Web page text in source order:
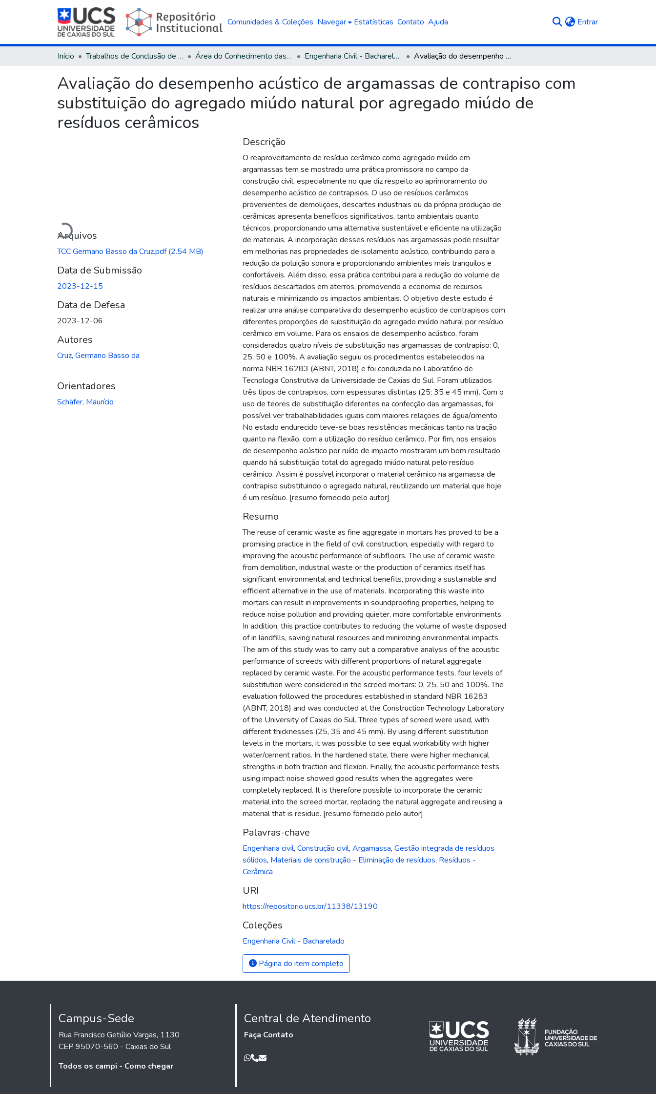
Comunidades & Coleções Navegar Estatísticas Contato Ajuda Entrar(current)
Início Trabalhos de Conclusão de Curso Área do Conhecimento das Engenharias Engenharia Civil - Bacharelado Avaliação do desempenho acústico de argamassas de contrapiso com substituição do agregado miúdo natural por agregado miúdo de resíduos cerâmicos
Avaliação do desempenho acústico de argamassas de contrapiso com
substituição do agregado miúdo natural por agregado miúdo de
resíduos cerâmicos
Carregando...
Arquivos
TCC Germano Basso da Cruz.pdf(2.54 MB)
Data de Submissão
2023-12-15
Data de Defesa
2023-12-06
Autores
Cruz, Germano Basso da
Orientadores
Schäfer, Maurício
Descrição
O reaproveitamento de resíduo cerâmico como agregado miúdo em
argamassas tem se mostrado uma prática promissora no campo da
construção civil, especialmente no que diz respeito ao aprimoramento do
desempenho acústico de contrapisos. O uso de resíduos cerâmicos
provenientes de demolições, descartes industriais ou da própria produção de
cerâmicas apresenta benefícios significativos, tanto ambientais quanto
técnicos, proporcionando uma alternativa sustentável e eficiente na utilização
de materiais. A incorporação desses resíduos nas argamassas pode resultar
em melhorias nas propriedades de isolamento acústico, contribuindo para a
redução da poluição sonora e proporcionando ambientes mais tranquilos e
confortáveis. Além disso, essa prática contribui para a redução do volume de
resíduos descartados em aterros, promovendo a economia de recursos
naturais e minimizando os impactos ambientais. O objetivo deste estudo é
realizar uma análise comparativa do desempenho acústico de contrapisos com
diferentes proporções de substituição do agregado miúdo natural por resíduo
cerâmico em volume. Para os ensaios de desempenho acústico, foram
considerados quatro níveis de substituição nas argamassas de contrapiso: 0,
25, 50 e 100%. A avaliação seguiu os procedimentos estabelecidos na
norma NBR 16283 (ABNT, 2018) e foi conduzida no Laboratório de
Tecnologia Construtiva da Universidade de Caxias do Sul. Foram utilizados
três tipos de contrapisos, com espessuras distintas (25; 35 e 45 mm). Com o
uso de teores de substituição diferentes na confecção das argamassas, foi
possível ver trabalhabilidades iguais com maiores relações de água/cimento.
No estado endurecido teve-se boas resistências mecânicas tanto na tração
quanto na flexão, com a utilização do resíduo cerâmico. Por fim, nos ensaios
de desempenho acústico por ruído de impacto mostraram um bom resultado
quando há substituição total do agregado miúdo natural pelo resíduo
cerâmico. Assim é possível incorporar o material cerâmico na argamassa de
contrapiso substituindo o agregado natural, reutilizando um material que hoje
é um resíduo. [resumo fornecido pelo autor]
Resumo
The reuse of ceramic waste as fine aggregate in mortars has proved to be a
promising practice in the field of civil construction, especially with regard to
improving the acoustic performance of subfloors. The use of ceramic waste
from demolition, industrial waste or the production of ceramics itself has
significant environmental and technical benefits, providing a sustainable and
efficient alternative in the use of materials. Incorporating this waste into
mortars can result in improvements in soundproofing properties, helping to
reduce noise pollution and providing quieter, more comfortable environments.
In addition, this practice contributes to reducing the volume of waste disposed
of in landfills, saving natural resources and minimizing environmental impacts.
The aim of this study was to carry out a comparative analysis of the acoustic
performance of screeds with different proportions of natural aggregate
replaced by ceramic waste. For the acoustic performance tests, four levels of
substitution were considered in the screed mortars: 0, 25, 50 and 100%. The
evaluation followed the procedures established in standard NBR 16283
(ABNT, 2018) and was conducted at the Construction Technology Laboratory
of the University of Caxias do Sul. Three types of screed were used, with
different thicknesses (25, 35 and 45 mm). By using different substitution
levels in the mortars, it was possible to see equal workability with higher
water/cement ratios. In the hardened state, there were higher mechanical
strengths in both traction and flexion. Finally, the acoustic performance tests
using impact noise showed good results when the aggregates were
completely replaced. It is therefore possible to incorporate the ceramic
material into the screed mortar, replacing the natural aggregate and reusing a
material that is residue. [resumo fornecido pelo autor]
Palavras-chave
Engenharia civil, Construção civil, Argamassa, Gestão integrada de resíduos
sólidos, Materiais de construção - Eliminação de resíduos, Resíduos -
Cerâmica
URI
https://repositorio.ucs.br/11338/13190
Coleções
Engenharia Civil - Bacharelado
Página do item completo
Campus-Sede
Rua Francisco Getúlio Vargas, 1130
CEP 95070-560 - Caxias do Sul
Todos os campi - Como chegar
Central de Atendimento
Faça Contato